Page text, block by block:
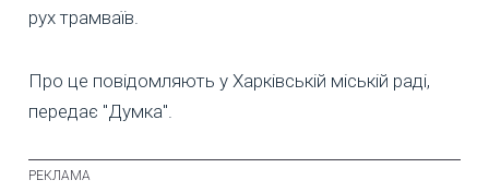
рух трамваїв.
Про це повідомляють у Харківській міській раді,
передає "Думка".